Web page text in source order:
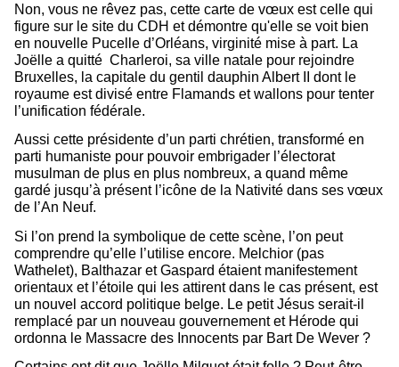
Non, vous ne rêvez pas, cette carte de vœux est celle qui
figure sur le site du CDH et démontre qu'elle se voit bien
en nouvelle Pucelle d’Orléans, virginité mise à part. La
Joëlle a quitté Charleroi, sa ville natale pour rejoindre
Bruxelles, la capitale du gentil dauphin Albert II dont le
royaume est divisé entre Flamands et wallons pour tenter
l’unification fédérale.
Aussi cette présidente d’un parti chrétien, transformé en
parti humaniste pour pouvoir embrigader l’électorat
musulman de plus en plus nombreux, a quand même
gardé jusqu’à présent l’icône de la Nativité dans ses vœux
de l’An Neuf.
Si l’on prend la symbolique de cette scène, l’on peut
comprendre qu’elle l’utilise encore. Melchior (pas
Wathelet), Balthazar et Gaspard étaient manifestement
orientaux et l’étoile qui les attirent dans le cas présent, est
un nouvel accord politique belge. Le petit Jésus serait-il
remplacé par un nouveau gouvernement et Hérode qui
ordonna le Massacre des Innocents par Bart De Wever ?